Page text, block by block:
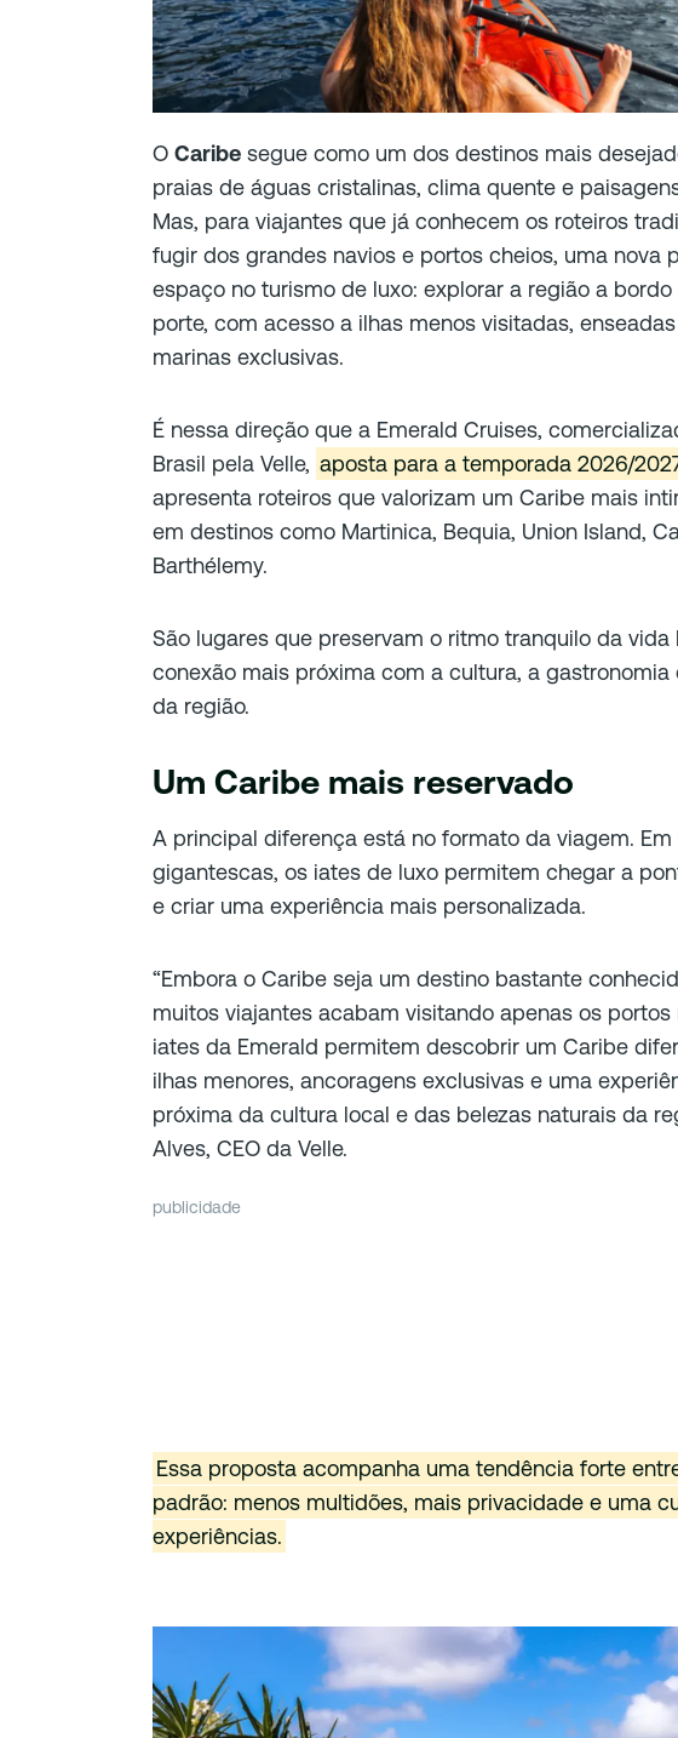
O Caribe segue como um dos destinos mais
praias de águas cristalinas, clima quente e
Mas, para viajantes que já conhecem os roteiros
fugir dos grandes navios e portos cheios, uma nova
espaço no turismo de luxo: explorar a região a
porte, com acesso a ilhas menos visitadas,
marinas exclusivas.
É nessa direção que a Emerald Cruises,
Brasil pela Velle, aposta para a temporada 2026/
apresenta roteiros que valorizam um Caribe mais
em destinos como Martinica, Bequia, Union Island,
Barthélemy.
São lugares que preservam o ritmo tranquilo da
conexão mais próxima com a cultura, a gastronomia
da região.
Um Caribe mais reservado
A principal diferença está no formato da viagem.
gigantescas, os iates de luxo permitem chegar a
e criar uma experiência mais personalizada.
“Embora o Caribe seja um destino bastante
muitos viajantes acabam visitando apenas os
iates da Emerald permitem descobrir um Caribe
ilhas menores, ancoragens exclusivas e uma
próxima da cultura local e das belezas naturais da
Alves, CEO da Velle.
publicidade
Essa proposta acompanha uma tendência forte
padrão: menos multidões, mais privacidade e uma
experiências.